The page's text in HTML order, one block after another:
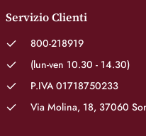
Servizio Clienti
800-218919
(lun-ven 10.30 - 14.30)
P.IVA 01718750233
Via Molina, 18, 37060